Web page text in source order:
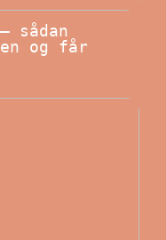
sådan
og får